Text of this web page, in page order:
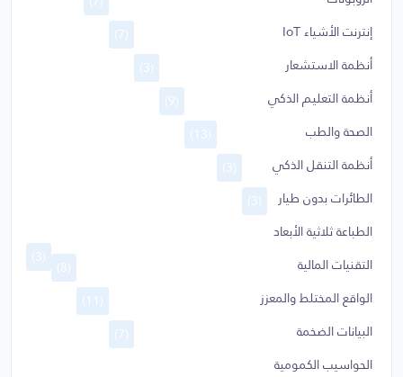
إنترنت الأشياء IoT
(7)
أنظمة الاستشعار
(3)
أنظمة التعليم الذكي
(9)
الصحة والطب
(13)
أنظمة التنقل الذكي
(3)
الطائرات بدون طيار
(3)
الطباعة ثلاثية الأبعاد
(3)
التقنيات المالية
(8)
الواقع المختلط والمعزز
(11)
البيانات الضخمة
(7)
الحواسيب الكمومية